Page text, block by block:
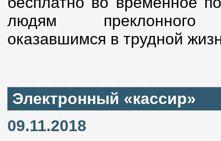
людям
оказавшимся в трудной
Электронный «кассир»
09.11.2018